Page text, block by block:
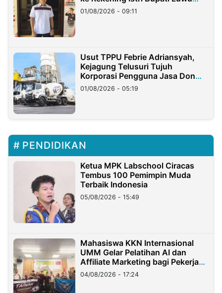
Timur
01/08/2026 - 09:11
Usut TPPU Febrie Adriansyah,
Kejagung Telusuri Tujuh
Korporasi Pengguna Jasa Don
Ritto
01/08/2026 - 05:19
PENDIDIKAN
Ketua MPK Labschool Ciracas
Tembus 100 Pemimpin Muda
Terbaik Indonesia
05/08/2026 - 15:49
Mahasiswa KKN Internasional
UMM Gelar Pelatihan AI dan
Affiliate Marketing bagi Pekerja
Migran Indonesia di Taiwan
04/08/2026 - 17:24